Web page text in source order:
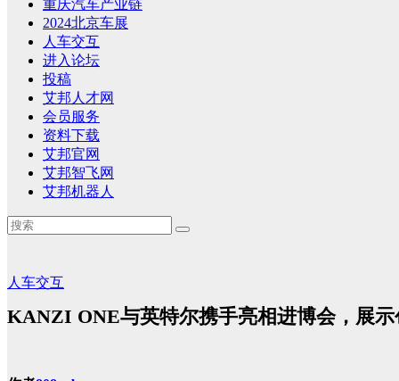
重庆汽车产业链
2024北京车展
人车交互
进入论坛
投稿
艾邦人才网
会员服务
资料下载
艾邦官网
艾邦智飞网
艾邦机器人
人车交互
KANZI ONE与英特尔携手亮相进博会，展